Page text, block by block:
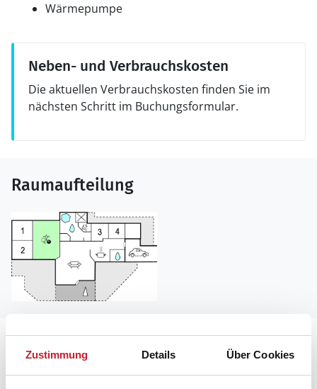
Zustimmung Details Über Cookies
Wärmepumpe
Neben- und Verbrauchskosten
Die aktuellen Verbrauchskosten finden Sie im
nächsten Schritt im Buchungsformular.
Raumaufteilung
Adresse